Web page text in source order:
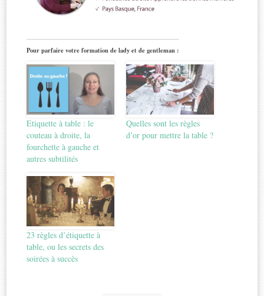
Pour parfaire votre formation de lady et de gentleman :
Etiquette à table : le
couteau à droite, la
fourchette à gauche et
autres subtilités
Quelles sont les règles
d’or pour mettre la table ?
23 règles d’étiquette à
table, ou les secrets des
soirées à succès